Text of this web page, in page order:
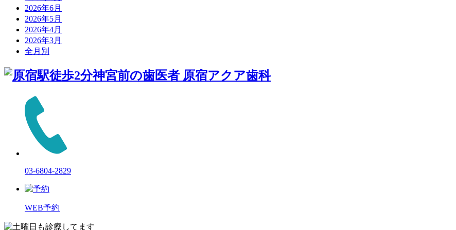
2026年6月
2026年5月
2026年4月
2026年3月
全月別
03-6804-2829
WEB予約